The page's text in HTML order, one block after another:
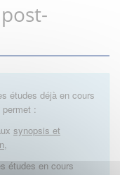
études déjà en cours
:
synopsis et
études en cours